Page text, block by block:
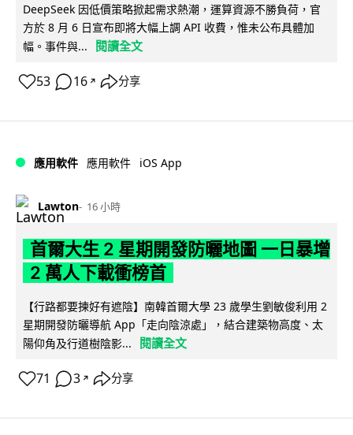
DeepSeek 因低價策略掀起需求熱潮，運算資源不勝負荷，官
方於 8 月 6 日宣布即將大幅上調 API 收費，惟未公布具體加
幅。事件與...
閱讀全文
53 16 ↗ 分享
應用軟件 應用軟件 iOS App
Lawton 16 小時
首爾大生 2 星期開發防曬地圖 一日暴增
2 萬人下載衝榜首
【行路都要揀好有遮陰】南韓首爾大學 23 歲學生劉敏俊利用 2
星期開發防曬導航 App「走向陰涼處」，結合建築物高度、太
陽仰角及行道樹陰影...
閱讀全文
71 3 ↗ 分享